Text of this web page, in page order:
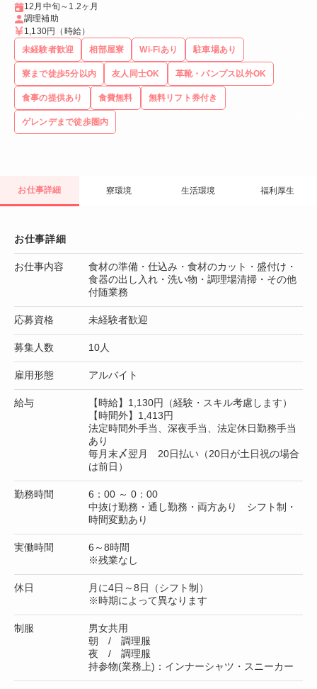
12月中旬～1.2ヶ月
調理補助
1,130円 （時給）
未経験者歓迎
相部屋寮 Wi-Fiあり 駐車場あり
寮まで徒歩5分以内 友人同士OK 革靴・パンプス以外OK
食事の提供あり 食費無料 無料リフト券付き
ゲレンデまで徒歩圏内
お仕事詳細 寮環境 生活環境 福利厚生
お仕事詳細
お仕事内容
食材の準備・仕込み・食材のカット・盛付け・
食器の出し入れ・洗い物・調理場清掃・その他
付随業務
応募資格 未経験者歓迎
募集人数 10人
雇用形態 アルバイト
給与
【時給】1,130円（経験・スキル考慮します）
【時間外】1,413円
法定時間外手当、深夜手当、法定休日勤務手当
あり
毎月末〆翌月 20日払い（20日が土日祝の場合
は前日）
勤務時間
6：00 ～ 0：00
中抜け勤務・通し勤務・両方あり シフト制・
時間変動あり
実働時間
6～8時間
※残業なし
休日
月に4日～8日（シフト制）
※時期によって異なります
制服
男女共用
朝 / 調理服
夜 / 調理服
持参物(業務上)：インナーシャツ・スニーカー